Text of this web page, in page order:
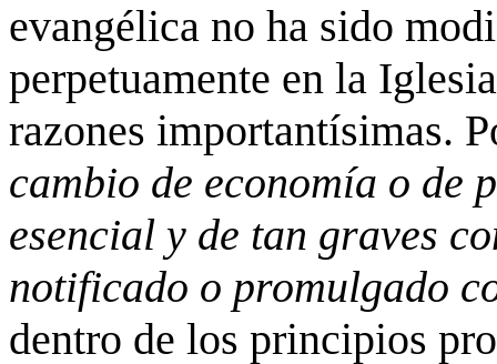
evangélica no ha sido
perpetuamente en la
razones importantísimas.
cambio de economía o de
esencial y de tan graves
notificado o promulgado
dentro de los principios